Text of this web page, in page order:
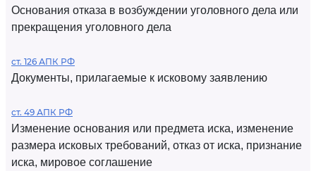
Основания отказа в возбуждении уголовного дела или
прекращения уголовного дела
ст. 126 АПК РФ
Документы, прилагаемые к исковому заявлению
ст. 49 АПК РФ
Изменение основания или предмета иска, изменение
размера исковых требований, отказ от иска, признание
иска, мировое соглашение